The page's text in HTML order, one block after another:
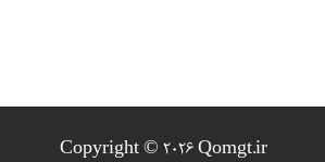
Copyright © 2026 Qomgt.ir